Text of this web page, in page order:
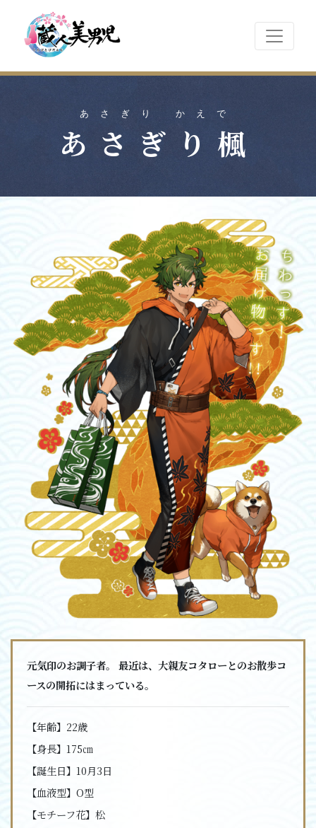
あさぎり かえで
あさぎり楓
元気印のお調子者。 最近は、大親友コタローとのお散歩コ
ースの開拓にはまっている。
【年齢】 22歳
【身長】 175㎝
【誕生日】 10月3日
【血液型】 O型
【モチーフ花】 松